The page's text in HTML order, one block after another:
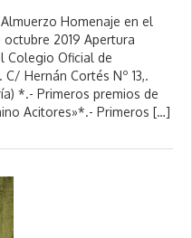
Homenaje en el
2019 Apertura
Colegio Oficial de
Hernán Cortés Nº 13,.
*.- Primeros premios de
Acitores»*.- Primeros […]